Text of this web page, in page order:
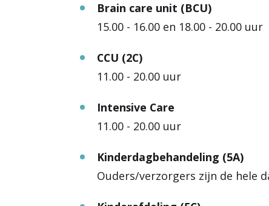
Brain care unit (BCU)
15.00 - 16.00 en 18.00 - 20.00 uur
CCU (2C)
11.00 - 20.00 uur
Intensive Care
11.00 - 20.00 uur
Kinderdagbehandeling (5A)
Ouders/verzorgers zijn de hele